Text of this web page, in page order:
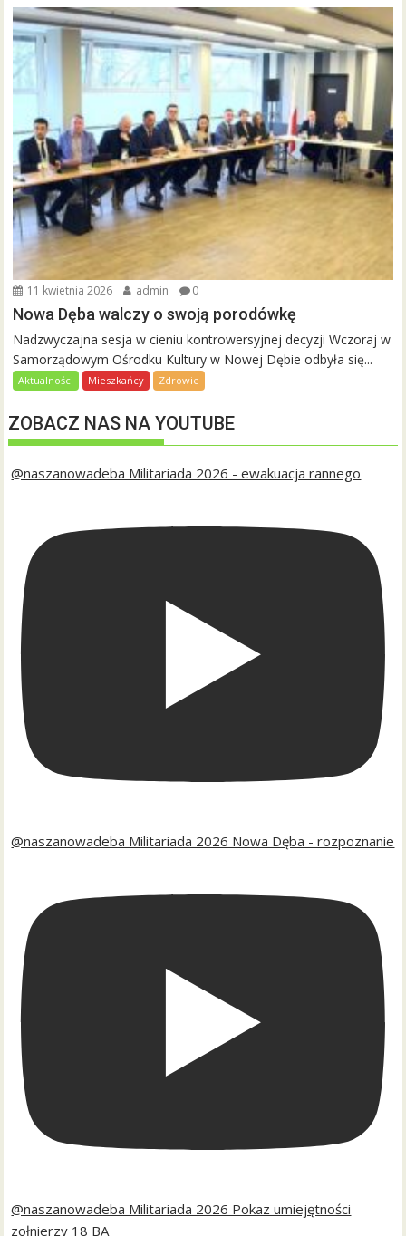
11 kwietnia 2026 admin 0
Nowa Dęba walczy o swoją porodówkę
Nadzwyczajna sesja w cieniu kontrowersyjnej decyzji Wczoraj w
Samorządowym Ośrodku Kultury w Nowej Dębie odbyła się...
Aktualności Mieszkańcy Zdrowie
ZOBACZ NAS NA YOUTUBE
@naszanowadeba Militariada 2026 - ewakuacja rannego
@naszanowadeba Militariada 2026 Nowa Dęba - rozpoznanie
@naszanowadeba Militariada 2026 Pokaz umiejętności
zołnierzy 18 BA